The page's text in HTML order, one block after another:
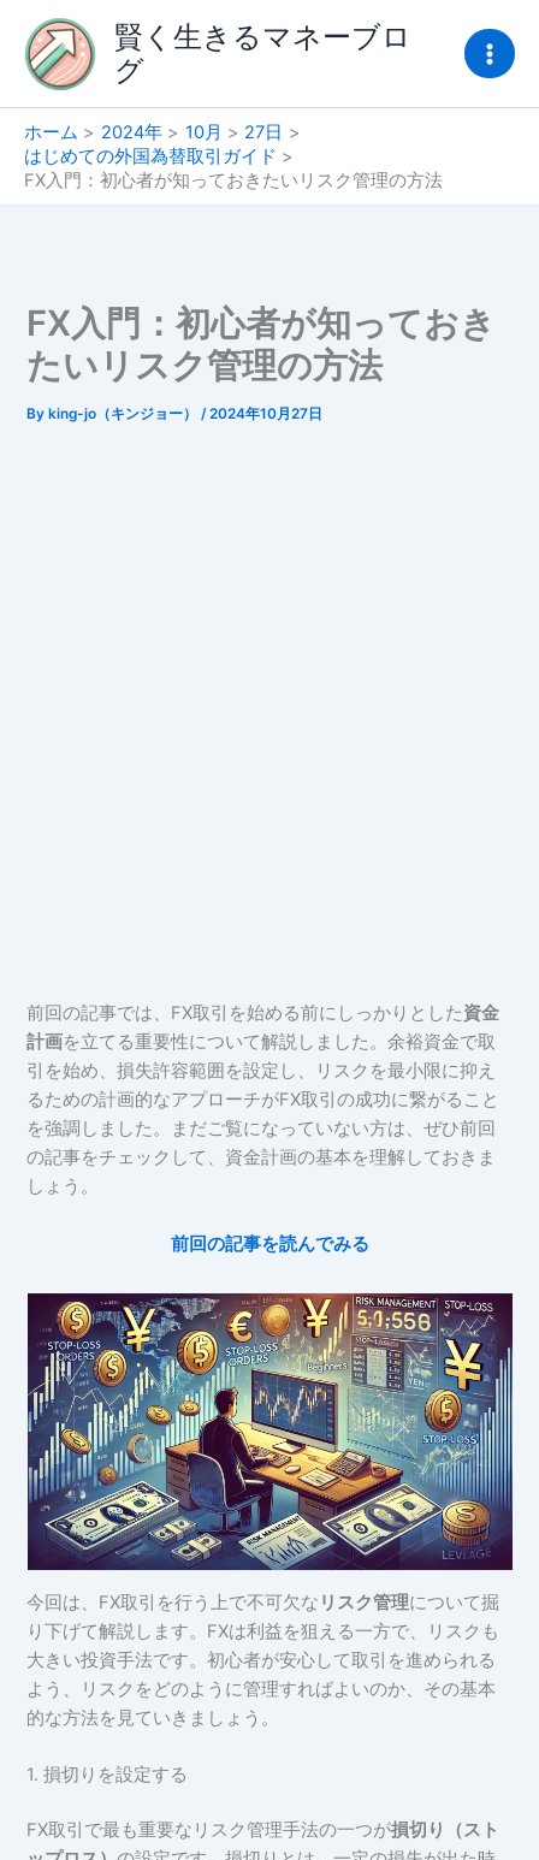
賢く生きるマネーブロ
グ
ホーム 2024年 10月
27日
はじめての外国為替取引ガイド
FX入門：初心者が知っておきたいリスク管理の方法
FX入門：初心者が知っておき
たいリスク管理の方法
By king-jo（キンジョー）/2024年10月27日
前回の記事では、FX取引を始める前にしっかりとした資金
計画を立てる重要性について解説しました。余裕資金で取
引を始め、損失許容範囲を設定し、リスクを最小限に抑え
るための計画的なアプローチがFX取引の成功に繋がること
を強調しました。まだご覧になっていない方は、ぜひ前回
の記事をチェックして、資金計画の基本を理解しておきま
しょう。
前回の記事を読んでみる
今回は、FX取引を行う上で不可欠な リスク管理について掘
り下げて解説します。FXは利益を狙える一方で、リスクも
大きい投資手法です。初心者が安心して取引を進められる
よう、リスクをどのように管理すればよいのか、その基本
的な方法を見ていきましょう。
1. 損切りを設定する
FX取引で最も重要なリスク管理手法の一つが損切り（スト